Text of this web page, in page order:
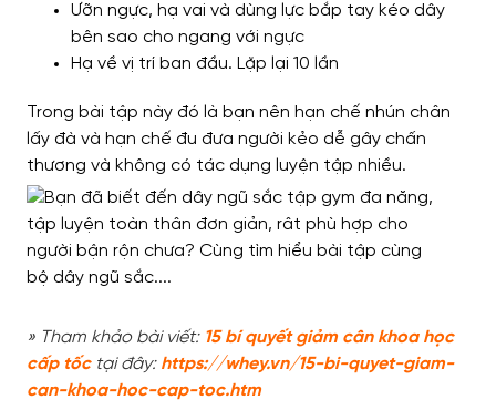
Ưỡn ngực, hạ vai và dùng lực bắp tay kéo dây
bên sao cho ngang với ngực
Hạ về vị trí ban đầu. Lặp lại 10 lần
Trong bài tập này đó là bạn nên hạn chế nhún chân
lấy đà và hạn chế đu đưa người kẻo dễ gây chấn
thương và không có tác dụng luyện tập nhiều.
» Tham khảo bài viết: 15 bí quyết giảm cân khoa học
cấp tốctại đây: https://whey.vn/15-bi-quyet-giam-
can-khoa-hoc-cap-toc.htm